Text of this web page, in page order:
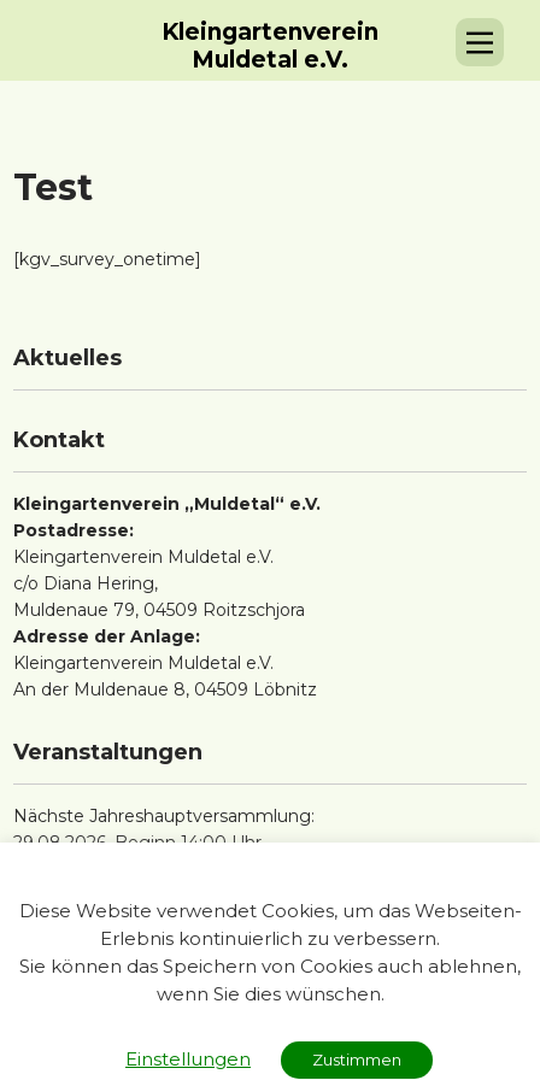
Kleingartenverein
Muldetal e.V.
Test
[kgv_survey_onetime]
Aktuelles
Kontakt
Kleingartenverein „Muldetal“ e.V.
Postadresse:
Kleingartenverein Muldetal e.V.
c/o Diana Hering,
Muldenaue 79, 04509 Roitzschjora
Adresse der Anlage:
Kleingartenverein Muldetal e.V.
An der Muldenaue 8, 04509 Löbnitz
Veranstaltungen
Nächste Jahreshauptversammlung:
29.08.2026, Beginn 14:00 Uhr
Diese Website verwendet Cookies, um das Webseiten-
Erlebnis kontinuierlich zu verbessern.
Sie können das Speichern von Cookies auch ablehnen,
wenn Sie dies wünschen.
Einstellungen Zustimmen